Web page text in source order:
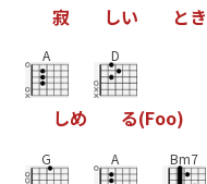
寂 しい とき
A
しめ
D
る(Foo)
G A Bm7